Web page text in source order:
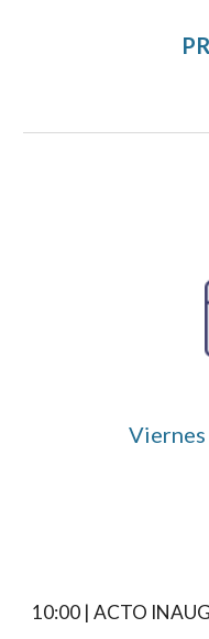
Viernes
10:00 | ACTO